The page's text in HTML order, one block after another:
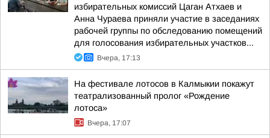
избирательных комиссий Цаган Атхаев и
Анна Чураева приняли участие в заседаниях
рабочей группы по обследованию помещений
для голосования избирательных участков...
Вчера, 17:13
На фестивале лотосов в Калмыкии покажут
театрализованный пролог «Рождение
лотоса»
Вчера, 17:07